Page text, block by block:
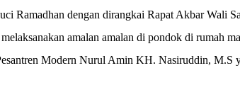
Ramadhan dengan dirangkai Rapat Akbar Wali
amalan amalan di pondok di rumah
Modern Nurul Amin KH. Nasiruddin, M.S